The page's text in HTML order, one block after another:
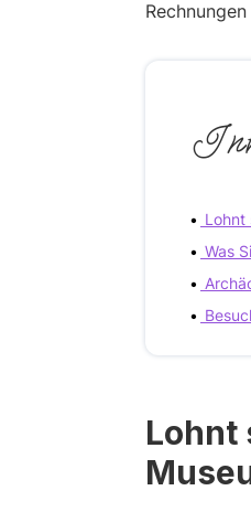
Lohnt
Was
Lohnt